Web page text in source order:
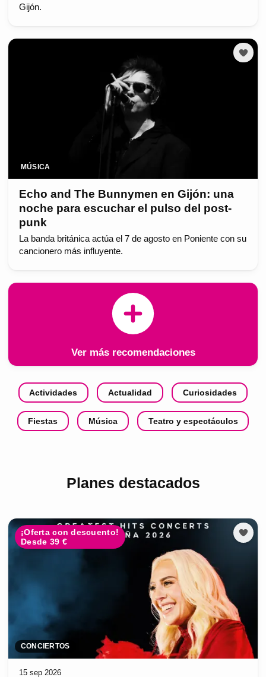
Gijón.
MÚSICA
Echo and The Bunnymen en Gijón: una
noche para escuchar el pulso del post-
punk
La banda británica actúa el 7 de agosto en Poniente con su
cancionero más influyente.
Ver más recomendaciones
Actividades Actualidad Curiosidades
Fiestas Música Teatro y espectáculos
Planes destacados
¡Oferta con descuento!
Desde 39 €
CONCIERTOS
15 sep 2026